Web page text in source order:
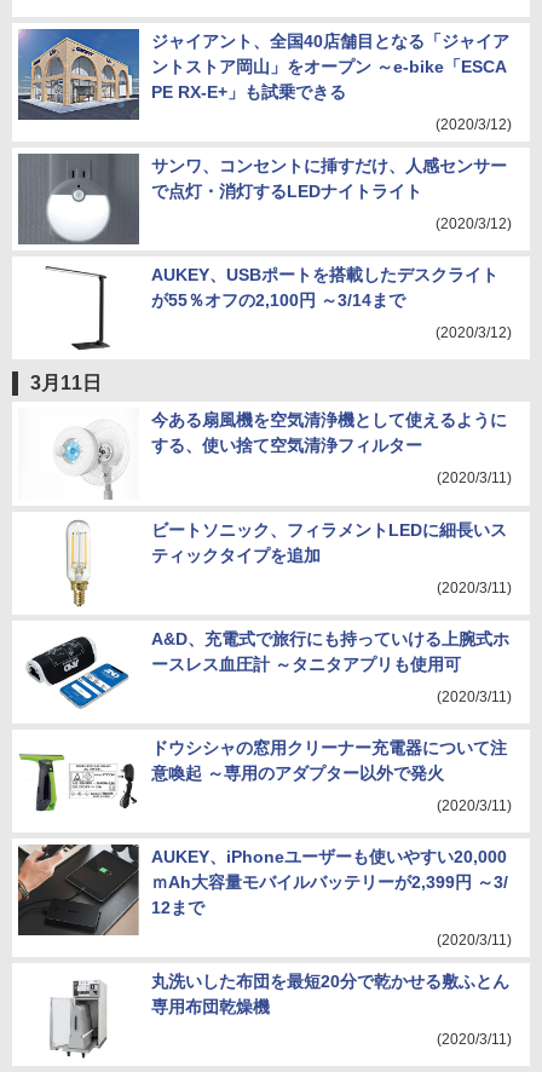
ジャイアント、全国40店舗目となる「ジャイア
ントストア岡山」をオープン ～e-bike「ESCA
PE RX-E+」も試乗できる
(2020/3/12)
サンワ、コンセントに挿すだけ、人感センサー
で点灯・消灯するLEDナイトライト
(2020/3/12)
AUKEY、USBポートを搭載したデスクライト
が55％オフの2,100円 ～3/14まで
(2020/3/12)
3月11日
今ある扇風機を空気清浄機として使えるように
する、使い捨て空気清浄フィルター
(2020/3/11)
ビートソニック、フィラメントLEDに細長いス
ティックタイプを追加
(2020/3/11)
A&D、充電式で旅行にも持っていける上腕式ホ
ースレス血圧計 ～タニタアプリも使用可
(2020/3/11)
ドウシシャの窓用クリーナー充電器について注
意喚起 ～専用のアダプター以外で発火
(2020/3/11)
AUKEY、iPhoneユーザーも使いやすい20,000
ｍAh大容量モバイルバッテリーが2,399円 ～3/
12まで
(2020/3/11)
丸洗いした布団を最短20分で乾かせる敷ふとん
専用布団乾燥機
(2020/3/11)